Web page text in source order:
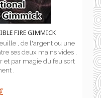
FIRE GIMMICK
, de l'argent ou une
ses deux mains vides ,
et par magie du feu sort
.